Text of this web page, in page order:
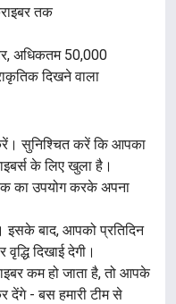
तक
अधिकतम 50,000
दिखने वाला
सुनिश्चित करें कि आपका
के लिए खुला है।
का उपयोग करके अपना
इसके बाद, आपको प्रतिदिन
दिखाई देगी।
कम हो जाता है, तो आपके
देंगे - बस हमारी टीम से